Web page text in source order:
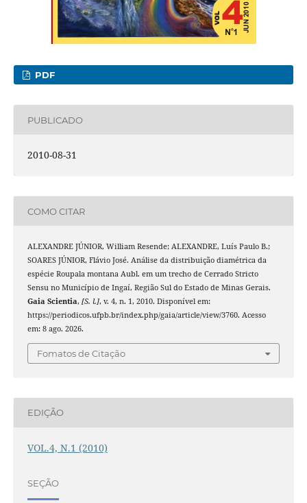
PDF
PUBLICADO
2010-08-31
COMO CITAR
ALEXANDRE JÚNIOR, William Resende; ALEXANDRE, Luís Paulo B.;
SOARES JÚNIOR, Flávio José. Análise da distribuição diamétrica da
espécie Roupala montana Aubl. em um trecho de Cerrado Stricto
Sensu no Município de Ingaí, Região Sul do Estado de Minas Gerais.
Gaia Scientia, [S. l.], v. 4, n. 1, 2010. Disponível em:
https://periodicos.ufpb.br/index.php/gaia/article/view/3760. Acesso
em: 8 ago. 2026.
Fomatos de Citação
EDIÇÃO
VOL.4, N.1 (2010)
SEÇÃO